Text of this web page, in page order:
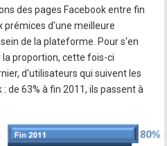
des pages Facebook entre fin
prémices d'une meilleure
de la plateforme. Pour s'en
proportion, cette fois-ci
d'utilisateurs qui suivent les
de 63% à fin 2011, ils passent à